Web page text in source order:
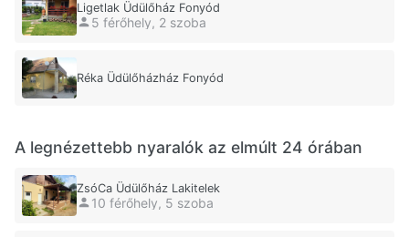
Ligetlak Üdülőház Fonyód
5 férőhely, 2 szoba
Réka Üdülőházház Fonyód
A legnézettebb nyaralók az elmúlt 24 órában
ZsóCa Üdülőház Lakitelek
10 férőhely, 5 szoba